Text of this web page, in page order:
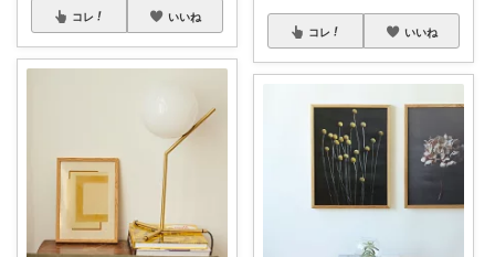
コレ いいね
コレ いいね